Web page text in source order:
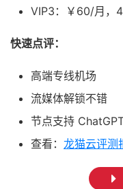
VIP3：￥60/月，
快速点评：
高端专线机场
流媒体解锁不错
节点支持
查看： 龙猫云评测